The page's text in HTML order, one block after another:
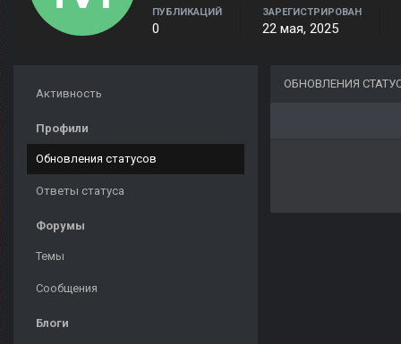
ПУБЛИКАЦИЙ
0
ЗАРЕГИСТРИРОВАН
22 мая, 2025
Активность
Профили
Обновления статусов
Ответы статуса
Форумы
Темы
Сообщения
Блоги
ОБНОВЛЕНИЯ